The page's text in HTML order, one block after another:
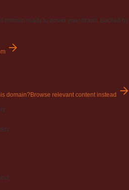
domain ready to power your brand. Backed
domain?Browse relevant content instead